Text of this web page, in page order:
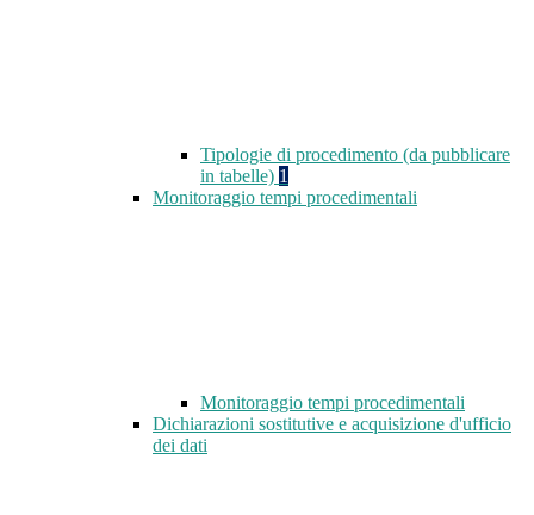
Tipologie di procedimento (da pubblicare
in tabelle) 1
Monitoraggio tempi procedimentali
Monitoraggio tempi procedimentali
Dichiarazioni sostitutive e acquisizione d'ufficio
dei dati